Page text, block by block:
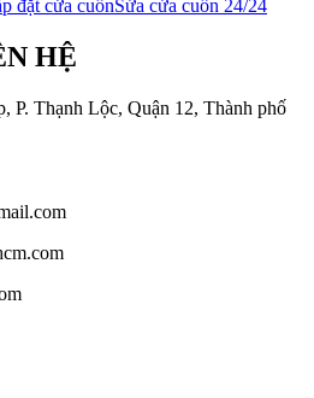
đặt cửa cuốnSửa cửa cuốn 24/24
HỆ
P. Thạnh Lộc, Quận 12, Thành phố